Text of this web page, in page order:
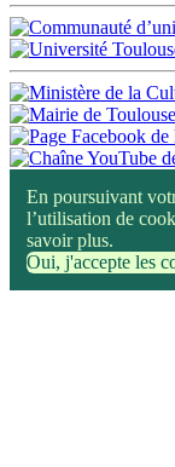
En poursuivant
l’utilisation de
savoir plus.
Oui, j'accepte les